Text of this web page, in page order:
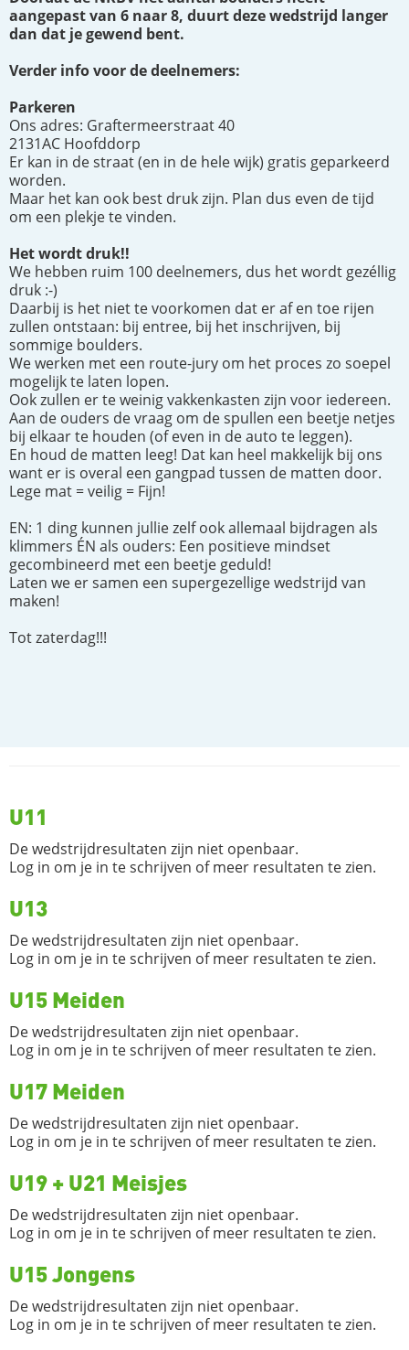
aangepast van 6 naar 8, duurt deze wedstrijd langer
dan dat je gewend bent.
Verder info voor de deelnemers:
Parkeren
Ons adres: Graftermeerstraat 40
2131AC Hoofddorp
Er kan in de straat (en in de hele wijk) gratis geparkeerd
worden.
Maar het kan ook best druk zijn. Plan dus even de tijd
om een plekje te vinden.
Het wordt druk!!
We hebben ruim 100 deelnemers, dus het wordt gezéllig
druk :-)
Daarbij is het niet te voorkomen dat er af en toe rijen
zullen ontstaan: bij entree, bij het inschrijven, bij
sommige boulders.
We werken met een route-jury om het proces zo soepel
mogelijk te laten lopen.
Ook zullen er te weinig vakkenkasten zijn voor iedereen.
Aan de ouders de vraag om de spullen een beetje netjes
bij elkaar te houden (of even in de auto te leggen).
En houd de matten leeg! Dat kan heel makkelijk bij ons
want er is overal een gangpad tussen de matten door.
Lege mat = veilig = Fijn!
EN: 1 ding kunnen jullie zelf ook allemaal bijdragen als
klimmers ÉN als ouders: Een positieve mindset
gecombineerd met een beetje geduld!
Laten we er samen een supergezellige wedstrijd van
maken!
Tot zaterdag!!!
U11
De wedstrijdresultaten zijn niet openbaar.
Log in om je in te schrijven of meer resultaten te zien.
U13
De wedstrijdresultaten zijn niet openbaar.
Log in om je in te schrijven of meer resultaten te zien.
U15 Meiden
De wedstrijdresultaten zijn niet openbaar.
Log in om je in te schrijven of meer resultaten te zien.
U17 Meiden
De wedstrijdresultaten zijn niet openbaar.
Log in om je in te schrijven of meer resultaten te zien.
U19 + U21 Meisjes
De wedstrijdresultaten zijn niet openbaar.
Log in om je in te schrijven of meer resultaten te zien.
U15 Jongens
De wedstrijdresultaten zijn niet openbaar.
Log in om je in te schrijven of meer resultaten te zien.